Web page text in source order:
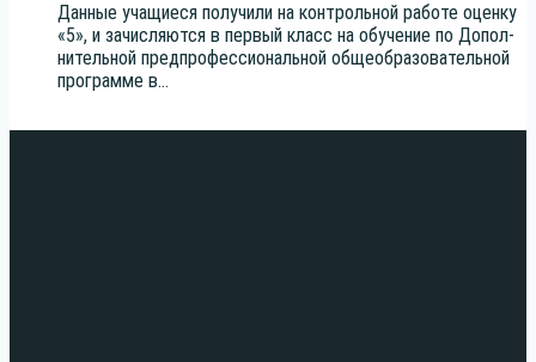
Дан­ные уча­щи­е­ся полу­чи­ли на кон­троль­ной рабо­те оцен­ку
«5», и зачис­ля­ют­ся в пер­вый класс на обу­че­ние по Допол­
ни­тель­ной пред­про­фес­си­о­наль­ной обще­об­ра­зо­ва­тель­ной
про­грам­ме в...